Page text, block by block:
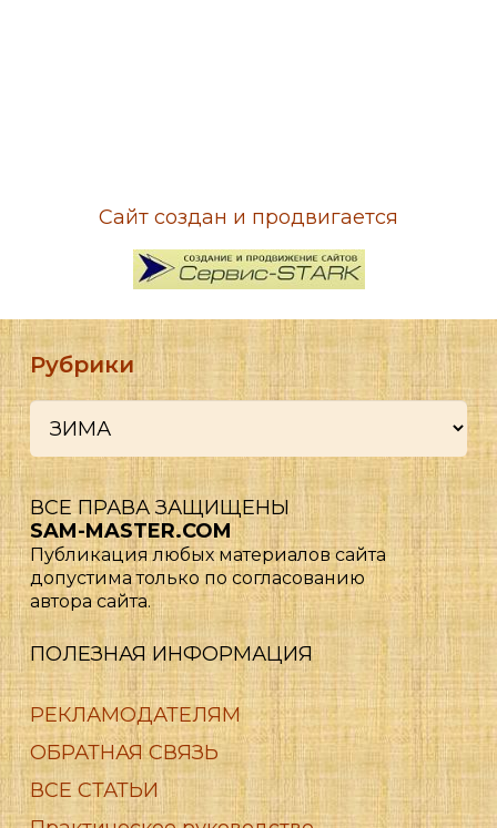
Сайт создан и продвигается
Рубрики
Рубрики
ВСЕ ПРАВА ЗАЩИЩЕНЫ
SAM-MASTER.COM
Публикация любых материалов сайта
допустима только по согласованию
автора сайта.
ПОЛЕЗНАЯ ИНФОРМАЦИЯ
РЕКЛАМОДАТЕЛЯМ
ОБРАТНАЯ СВЯЗЬ
ВСЕ СТАТЬИ